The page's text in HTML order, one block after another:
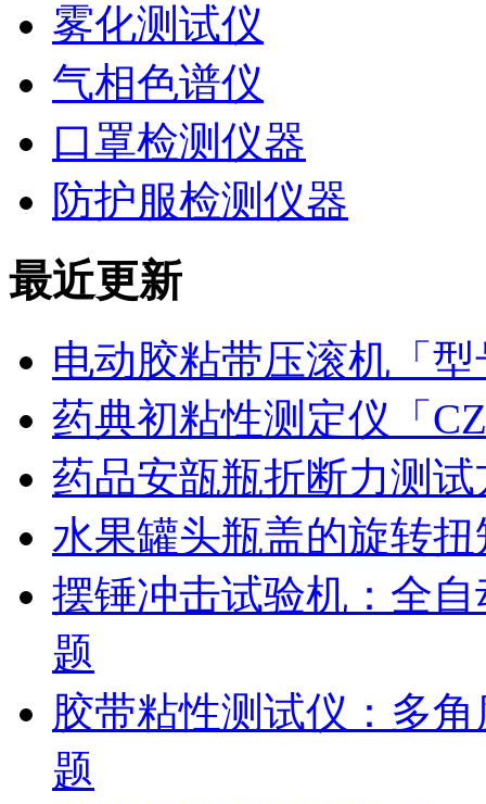
雾化测试仪
气相色谱仪
口罩检测仪器
防护服检测仪器
最近更新
电动胶粘带压滚机「
药典初粘性测定仪「
药品安瓿瓶折断力测
水果罐头瓶盖的旋转
摆锤冲击试验机：全
题
胶带粘性测试仪：多
题